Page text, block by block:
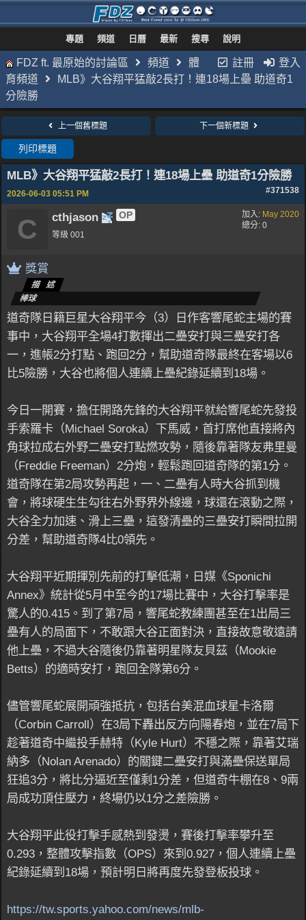
專題 頻道 日曆 最新 搜尋 說明
註冊 登入
FDZ ft. 最原始的討論區 頻道
體
育頻道
MLB》大谷翔平猛敲2長打！連18場上壘 助道奇1
分險勝
上一個舊標題 下一個新標題
列印標題
MLB》大谷翔平猛敲2長打！連18場上壘 助道奇1分險勝
#371538
2026-06-03 05:51 PM
加入: May 2020
總分: 0
C cthjason OP
等級 001
獎賞
描述
棒球
道奇隊日籍巨星大谷翔平今（3）日作客響尾蛇主場的賽
事中，大谷翔平全場4打數揮出二壘安打與三壘安打各
一，進帳2分打點、跑回2分，幫助道奇隊最終在客場以6
比5險勝，大谷也將個人連續上壘紀錄延續到18場。
今日一開賽，擔任開路先鋒的大谷翔平就給響尾蛇先發投
手索羅卡（Michael Soroka）下馬威，首打席他直接將內
角球拉成右外野二壘安打點燃攻勢，隨後靠著隊友弗里曼
（Freddie Freeman）2分炮，輕鬆跑回道奇隊的第1分。
道奇隊在第2局攻勢再起，一、二壘有人時大谷抓到機
會，將球硬生生勾往右外野界外線邊，球還在滾動之際，
大谷全力加速、滑上三壘，這發清壘的三壘安打瞬間拉開
分差，幫助道奇隊4比0領先。
大谷翔平近期揮別先前的打擊低潮，日媒《Sponichi
Annex》統計從5月中至今的17場比賽中，大谷打擊率是
驚人的0.415。到了第7局，響尾蛇教練團甚至在1出局三
壘有人的局面下，不敢跟大谷正面對決，直接故意敬遠請
他上壘，不過大谷隨後仍靠著明星隊友貝茲（Mookie
Betts）的適時安打，跑回全隊第6分。
儘管響尾蛇展開頑強抵抗，包括台美混血球星卡洛爾
（Corbin Carroll）在3局下轟出反方向陽春炮，並在7局下
趁著道奇中繼投手赫特（Kyle Hurt）不穩之際，靠著艾瑞
納多（Nolan Arenado）的關鍵二壘安打與滿壘保送單局
狂追3分，將比分逼近至僅剩1分差，但道奇牛棚在8、9兩
局成功頂住壓力，終場仍以1分之差險勝。
大谷翔平此役打擊手感熱到發燙，賽後打擊率攀升至
0.293，整體攻擊指數（OPS）來到0.927，個人連續上壘
紀錄延續到18場，預計明日將再度先發登板投球。
https://tw.sports.yahoo.com/news/mlb-